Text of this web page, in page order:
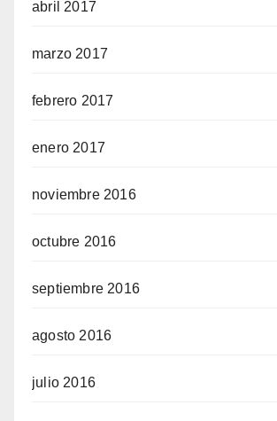
abril 2017
marzo 2017
febrero 2017
enero 2017
noviembre 2016
octubre 2016
septiembre 2016
agosto 2016
julio 2016